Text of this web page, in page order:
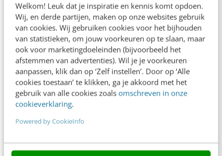
Welkom! Leuk dat je inspiratie en kennis komt opdoen.
Wij, en derde partijen, maken op onze websites gebruik
van cookies. Wij gebruiken cookies voor het bijhouden
van statistieken, om jouw voorkeuren op te slaan, maar
ook voor marketingdoeleinden (bijvoorbeeld het
afstemmen van advertenties). Wil je je voorkeuren
aanpassen, klik dan op ‘Zelf instellen’. Door op ‘Alle
cookies toestaan’ te klikken, ga je akkoord met het
gebruik van alle cookies zoals omschreven in onze
cookieverklaring.
Powered by CookieInfo
Blog
AI & Tech
Content & Communicatie
Klantcontact & CX
Marketing
Social